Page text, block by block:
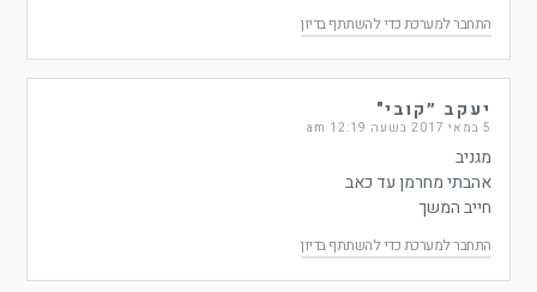
התחבר למערכת כדי להשתתף בדיון
יעקב ״קובי"
5 במאי 2017 בשעה 12:19 am
מגניב
אהבתי מחרמן עד כאב
חייב המשך
התחבר למערכת כדי להשתתף בדיון